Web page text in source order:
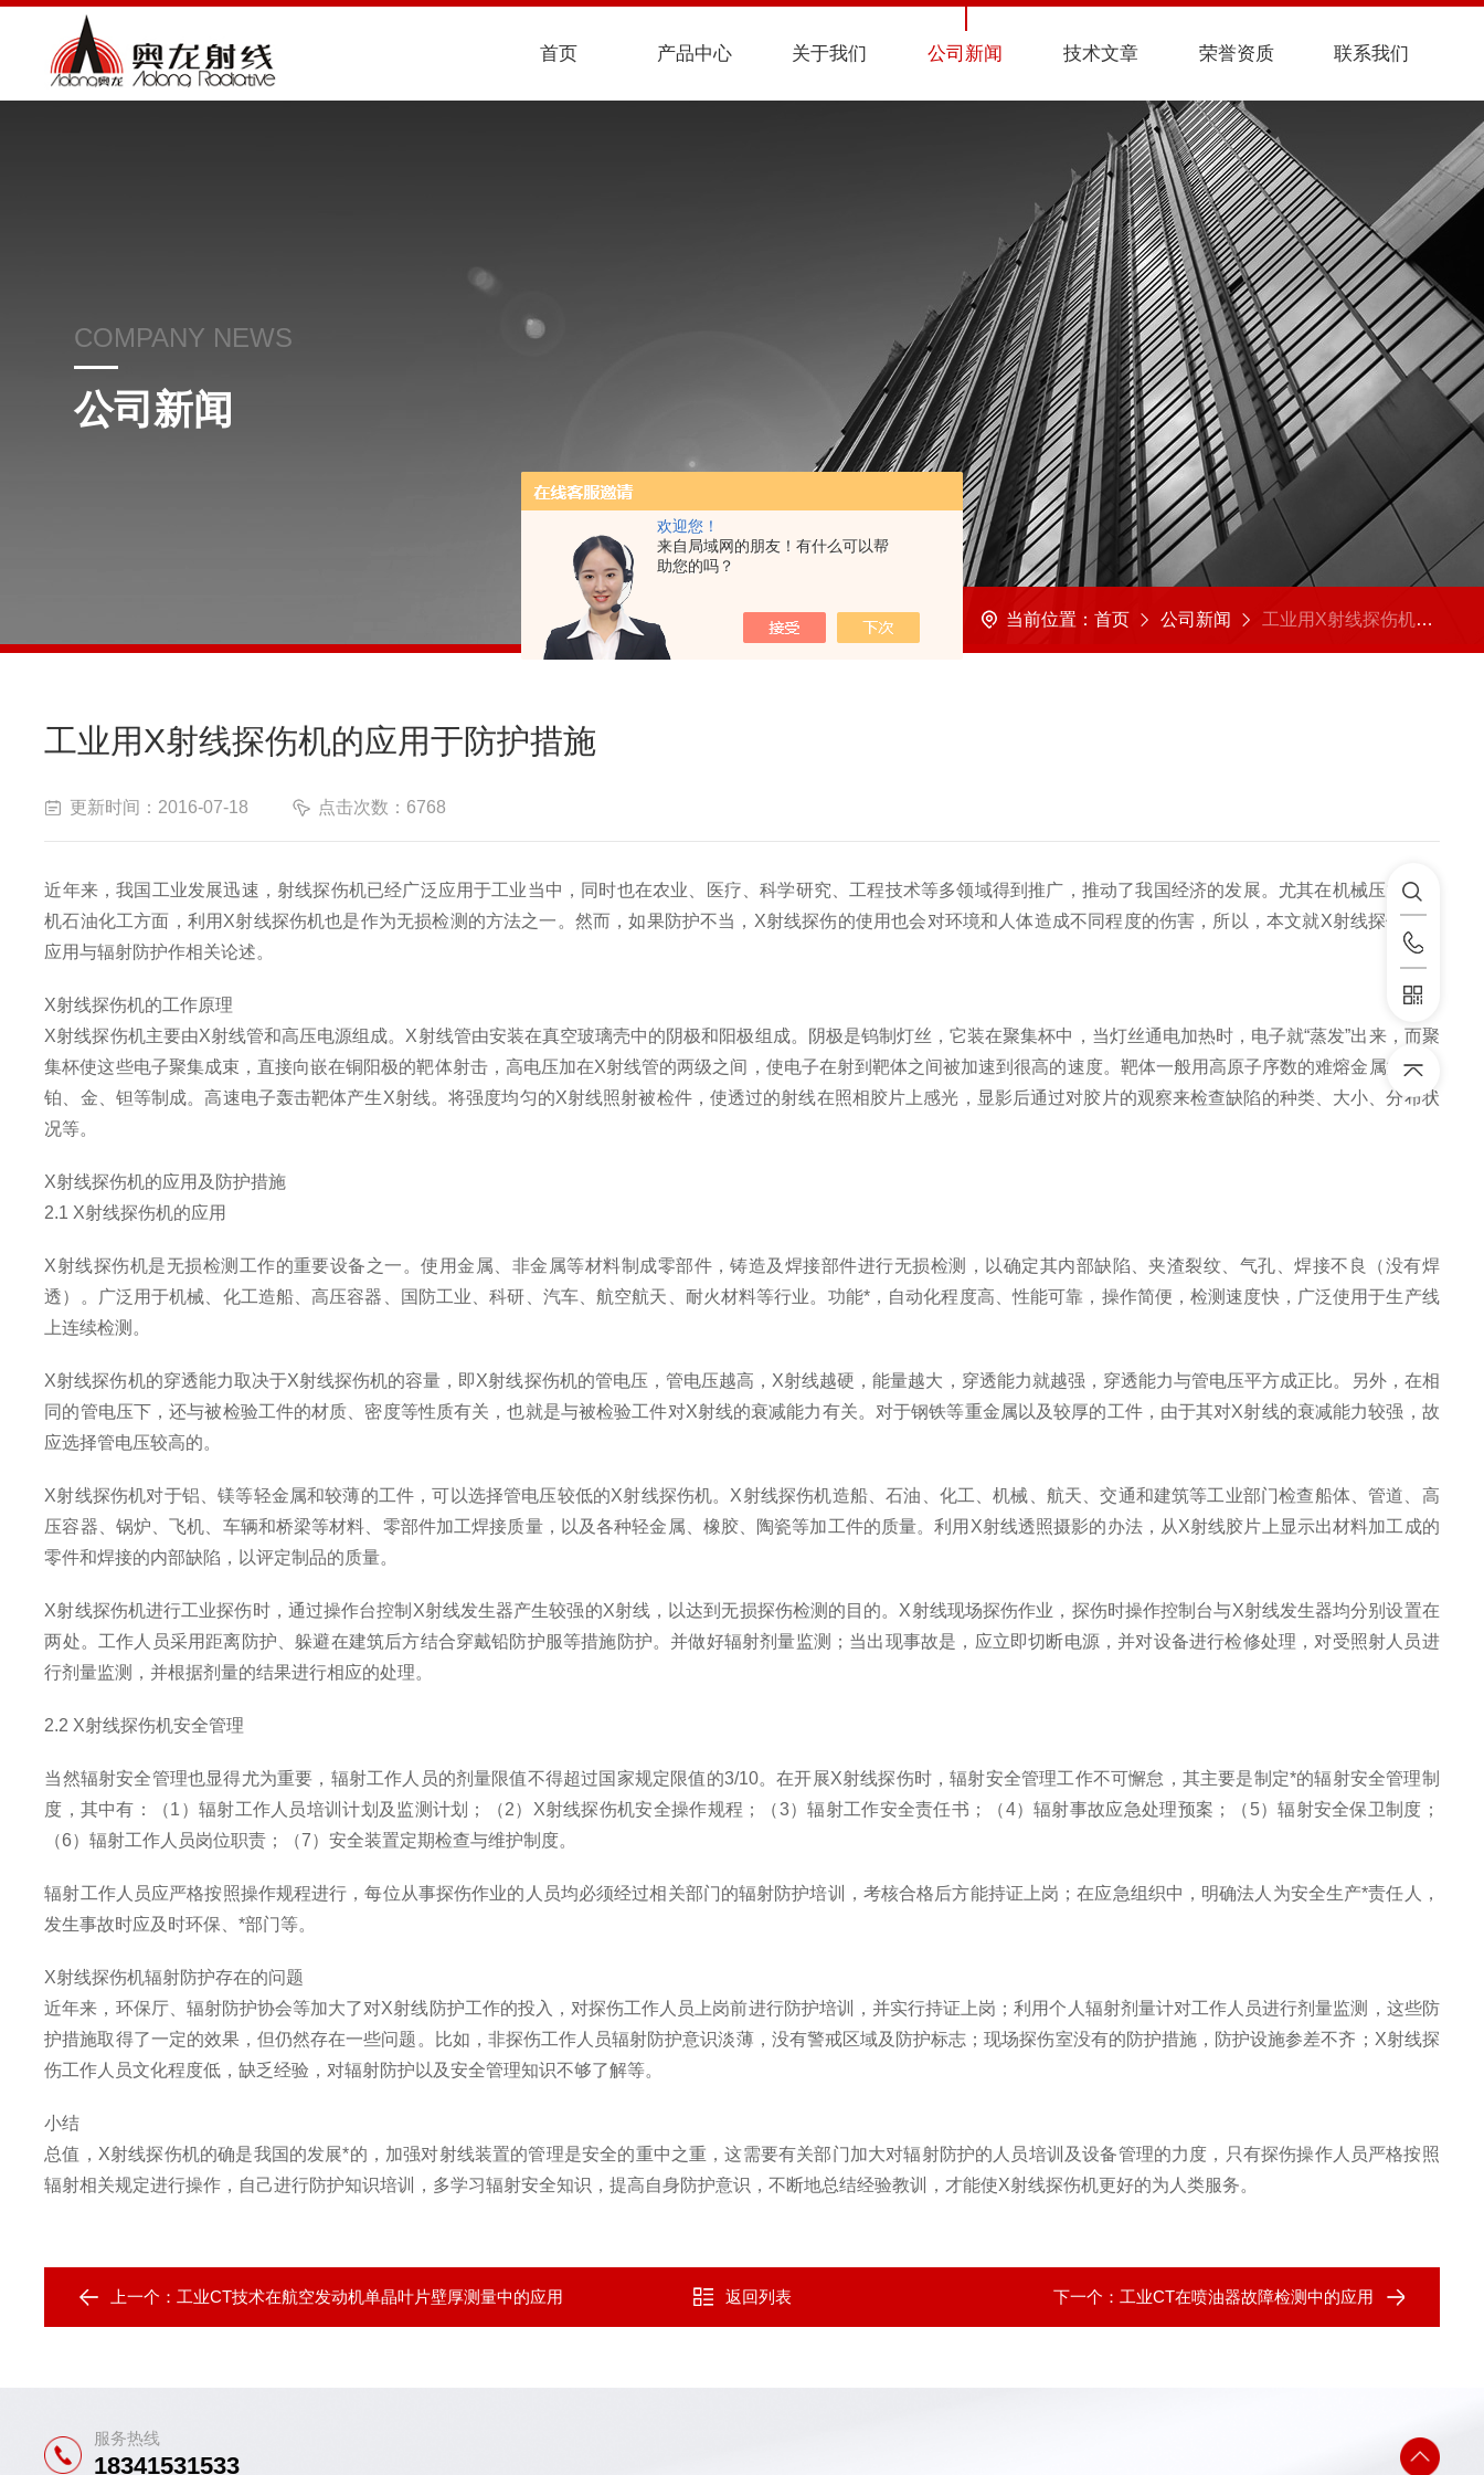
欢迎您！
来自局域网的朋友！有什么可以帮
助您的吗？
首页 产品中心 关于我们 公司新闻 技术文章 荣誉资质 联系我们
COMPANY NEWS
公司新闻
当前位置： 首页 公司新闻 工业用X射线探伤机的应用于防护措施
工业用X射线探伤机的应用于防护措施
更新时间：2016-07-18 点击次数：6768
近年来，我国工业发展迅速，射线探伤机已经广泛应用于工业当中，同时也在农业、医疗、科学研究、工程技术等多领域得到推广，推动了我国经济的发展。尤其在机械压力制造
机石油化工方面，利用X射线探伤机也是作为无损检测的方法之一。然而，如果防护不当，X射线探伤的使用也会对环境和人体造成不同程度的伤害，所以，本文就X射线探伤机的
应用与辐射防护作相关论述。
X射线探伤机的工作原理
X射线探伤机主要由X射线管和高压电源组成。X射线管由安装在真空玻璃壳中的阴极和阳极组成。阴极是钨制灯丝，它装在聚集杯中，当灯丝通电加热时，电子就“蒸发”出来，而聚
集杯使这些电子聚集成束，直接向嵌在铜阳极的靶体射击，高电压加在X射线管的两级之间，使电子在射到靶体之间被加速到很高的速度。靶体一般用高原子序数的难熔金属如钨、
铂、金、钽等制成。高速电子轰击靶体产生X射线。将强度均匀的X射线照射被检件，使透过的射线在照相胶片上感光，显影后通过对胶片的观察来检查缺陷的种类、大小、分布状
况等。
X射线探伤机的应用及防护措施
2.1 X射线探伤机的应用
X射线探伤机是无损检测工作的重要设备之一。使用金属、非金属等材料制成零部件，铸造及焊接部件进行无损检测，以确定其内部缺陷、夹渣裂纹、气孔、焊接不良（没有焊
透）。广泛用于机械、化工造船、高压容器、国防工业、科研、汽车、航空航天、耐火材料等行业。功能*，自动化程度高、性能可靠，操作简便，检测速度快，广泛使用于生产线
上连续检测。
X射线探伤机的穿透能力取决于X射线探伤机的容量，即X射线探伤机的管电压，管电压越高，X射线越硬，能量越大，穿透能力就越强，穿透能力与管电压平方成正比。另外，在相
同的管电压下，还与被检验工件的材质、密度等性质有关，也就是与被检验工件对X射线的衰减能力有关。对于钢铁等重金属以及较厚的工件，由于其对X射线的衰减能力较强，故
应选择管电压较高的。
X射线探伤机对于铝、镁等轻金属和较薄的工件，可以选择管电压较低的X射线探伤机。X射线探伤机造船、石油、化工、机械、航天、交通和建筑等工业部门检查船体、管道、高
压容器、锅炉、飞机、车辆和桥梁等材料、零部件加工焊接质量，以及各种轻金属、橡胶、陶瓷等加工件的质量。利用X射线透照摄影的办法，从X射线胶片上显示出材料加工成的
零件和焊接的内部缺陷，以评定制品的质量。
X射线探伤机进行工业探伤时，通过操作台控制X射线发生器产生较强的X射线，以达到无损探伤检测的目的。X射线现场探伤作业，探伤时操作控制台与X射线发生器均分别设置在
两处。工作人员采用距离防护、躲避在建筑后方结合穿戴铅防护服等措施防护。并做好辐射剂量监测；当出现事故是，应立即切断电源，并对设备进行检修处理，对受照射人员进
行剂量监测，并根据剂量的结果进行相应的处理。
2.2 X射线探伤机安全管理
当然辐射安全管理也显得尤为重要，辐射工作人员的剂量限值不得超过国家规定限值的3/10。在开展X射线探伤时，辐射安全管理工作不可懈怠，其主要是制定*的辐射安全管理制
度，其中有：（1）辐射工作人员培训计划及监测计划；（2）X射线探伤机安全操作规程；（3）辐射工作安全责任书；（4）辐射事故应急处理预案；（5）辐射安全保卫制度；
（6）辐射工作人员岗位职责；（7）安全装置定期检查与维护制度。
辐射工作人员应严格按照操作规程进行，每位从事探伤作业的人员均必须经过相关部门的辐射防护培训，考核合格后方能持证上岗；在应急组织中，明确法人为安全生产*责任人，
发生事故时应及时环保、*部门等。
X射线探伤机辐射防护存在的问题
近年来，环保厅、辐射防护协会等加大了对X射线防护工作的投入，对探伤工作人员上岗前进行防护培训，并实行持证上岗；利用个人辐射剂量计对工作人员进行剂量监测，这些防
护措施取得了一定的效果，但仍然存在一些问题。比如，非探伤工作人员辐射防护意识淡薄，没有警戒区域及防护标志；现场探伤室没有的防护措施，防护设施参差不齐；X射线探
伤工作人员文化程度低，缺乏经验，对辐射防护以及安全管理知识不够了解等。
小结
总值，X射线探伤机的确是我国的发展*的，加强对射线装置的管理是安全的重中之重，这需要有关部门加大对辐射防护的人员培训及设备管理的力度，只有探伤操作人员严格按照
辐射相关规定进行操作，自己进行防护知识培训，多学习辐射安全知识，提高自身防护意识，不断地总结经验教训，才能使X射线探伤机更好的为人类服务。
上一个： 工业CT技术在航空发动机单晶叶片壁厚测量中的应用 返回列表 下一个： 工业CT在喷油器故障检测中的应用
服务热线
18341531533